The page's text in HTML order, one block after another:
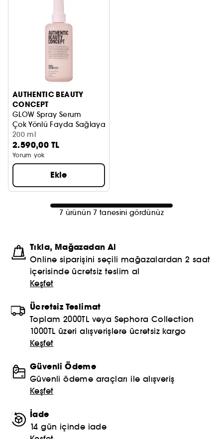
AUTHENTIC BEAUTY
CONCEPT
GLOW Spray Serum
Çok Yönlü Fayda Sağlayan ve Işıltı Artıran Sprey Serum
200 ml
2.590,00 TL
Yorum yok
Ekle
7 ürünün 7 tanesini gördünüz
Tıkla, Mağazadan Al
Online siparişini seçili mağazalardan 2 saat
içerisinde ücretsiz teslim al
Keşfet
Ücretsiz Teslimat
Toplam 2000TL veya Sephora Collection
1000TL üzeri alışverişlere ücretsiz kargo
Keşfet
Güvenli Ödeme
Güvenli ödeme araçları ile alışveriş
Keşfet
İade
14 gün içinde iade